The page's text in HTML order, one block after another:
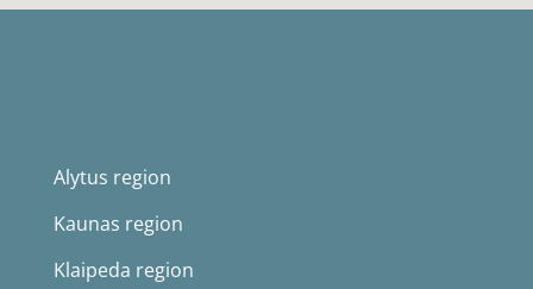
Alytus region
Kaunas region
Klaipeda region